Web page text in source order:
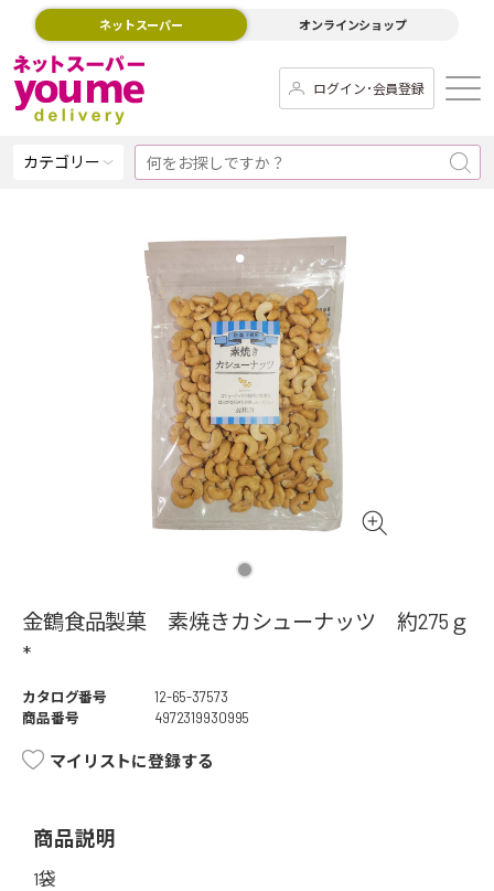
ネットスーパー オンラインショップ
ログイン･会員登録
カテゴリー
金鶴食品製菓 素焼きカシューナッツ 約275ｇ
*
カタログ番号
12-65-37573
商品番号
4972319930995
マイリストに登録する
商品説明
1袋